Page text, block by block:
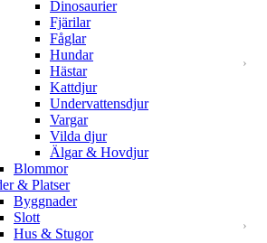
Dinosaurier
Fjärilar
Fåglar
Hundar
Hästar
Kattdjur
Undervattensdjur
Vargar
Vilda djur
Älgar & Hovdjur
Blommor
& Platser
Byggnader
Slott
Hus & Stugor